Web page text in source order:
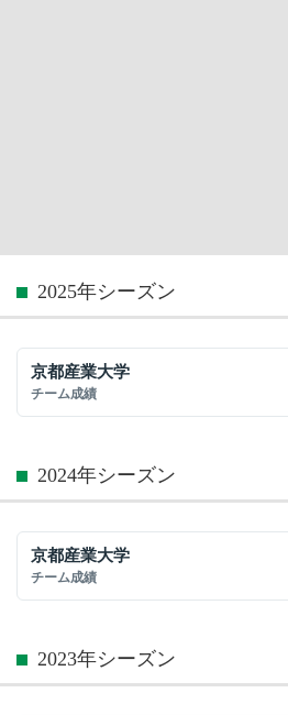
2025年シーズン
京都産業大学
チーム成績
2024年シーズン
京都産業大学
チーム成績
2023年シーズン